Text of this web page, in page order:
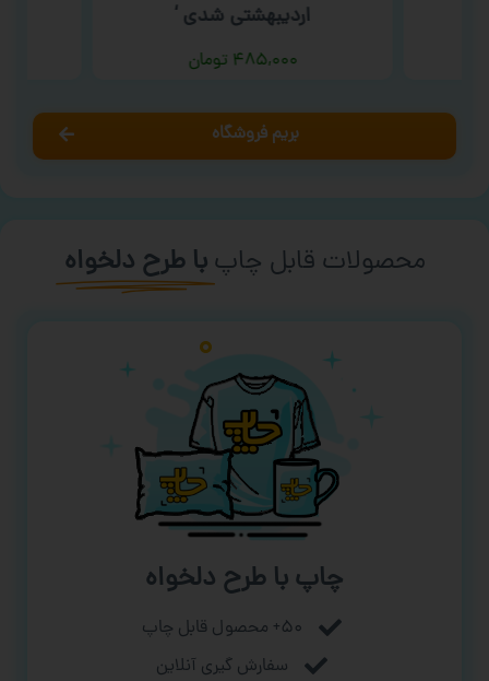
اردیبهشتی شدی ‘
۴۸۵,۰۰۰ تومان
بریم فروشگاه
محصولات قابل چاپ با طرح دلخواه
چاپ با طرح دلخواه
۵۰+ محصول قابل چاپ
سفارش گیری آنلاین